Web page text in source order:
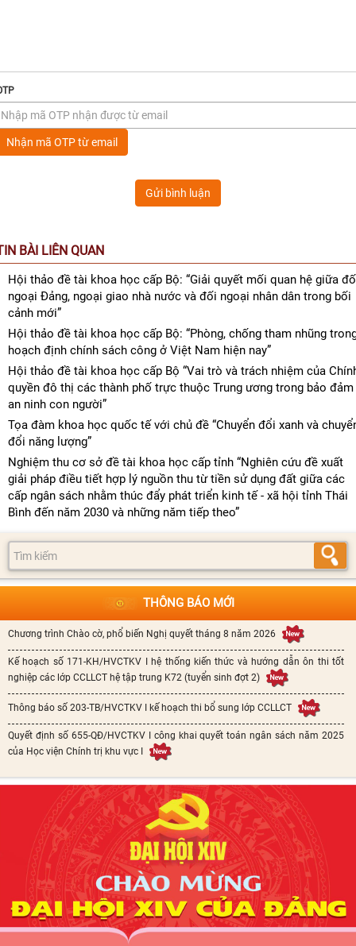
Nhận mã OTP từ email
Gửi bình luận
BÀI LIÊN QUAN
Hội thảo đề tài khoa học cấp Bộ: “Giải quyết mối quan hệ giữa
ngoại Đảng, ngoại giao nhà nước và đối ngoại nhân dân trong bối
cảnh mới”
Hội thảo đề tài khoa học cấp Bộ: “Phòng, chống tham nhũng
hoạch định chính sách công ở Việt Nam hiện nay”
Hội thảo đề tài khoa học cấp Bộ “Vai trò và trách nhiệm của
quyền đô thị các thành phố trực thuộc Trung ương trong bảo đảm
an ninh con người”
Tọa đàm khoa học quốc tế với chủ đề “Chuyển đổi xanh và
đổi năng lượng”
Nghiệm thu cơ sở đề tài khoa học cấp tỉnh “Nghiên cứu đề xuất
giải pháp điều tiết hợp lý nguồn thu từ tiền sử dụng đất giữa các
cấp ngân sách nhằm thúc đẩy phát triển kinh tế - xã hội tỉnh Thái
Bình đến năm 2030 và những năm tiếp theo”
THÔNG BÁO MỚI
Chương trình Chào cờ, phổ biến Nghị quyết tháng 8 năm 2026
Kế hoạch số 171-KH/HVCTKV I hệ thống kiến thức và hướng dẫn ôn thi tốt
nghiệp các lớp CCLLCT hệ tập trung K72 (tuyển sinh đợt 2)
Thông báo số 203-TB/HVCTKV I kế hoạch thi bổ sung lớp CCLLCT
Quyết định số 655-QĐ/HVCTKV I công khai quyết toán ngân sách năm 2025
của Học viện Chính trị khu vực I